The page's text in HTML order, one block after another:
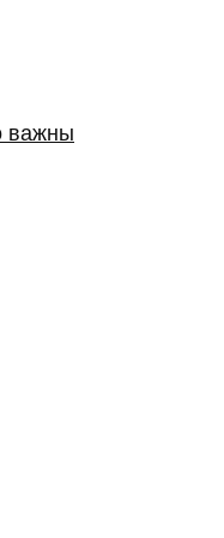
важны